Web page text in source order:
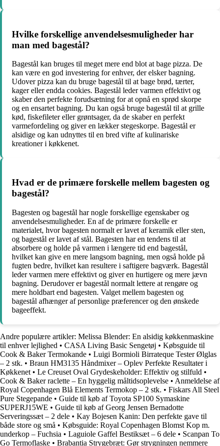
Hvilke forskellige anvendelsesmuligheder har
man med bagestål?
Bagestål kan bruges til meget mere end blot at bage pizza. De
kan være en god investering for enhver, der elsker bagning.
Udover pizza kan du bruge bagestål til at bage brød, tærter,
kager eller endda cookies. Bagestål leder varmen effektivt og
skaber den perfekte forudsætning for at opnå en sprød skorpe
og en ensartet bagning. Du kan også bruge bagestål til at grille
kød, fiskefileter eller grøntsager, da de skaber en perfekt
varmefordeling og giver en lækker stegeskorpe. Bagestål er
alsidige og kan udnyttes til en bred vifte af kulinariske
kreationer i køkkenet.
Hvad er de primære forskelle mellem bagesten og
bagestål?
Bagesten og bagestål har nogle forskellige egenskaber og
anvendelsesmuligheder. En af de primære forskelle er
materialet, hvor bagesten normalt er lavet af keramik eller sten,
og bagestål er lavet af stål. Bagesten har en tendens til at
absorbere og holde på varmen i længere tid end bagestål,
hvilket kan give en mere langsom bagning, men også holde på
fugten bedre, hvilket kan resultere i saftigere bagværk. Bagestål
leder varmen mere effektivt og giver en hurtigere og mere jævn
bagning. Derudover er bagestål normalt lettere at rengøre og
mere holdbart end bagesten. Valget mellem bagesten og
bagestål afhænger af personlige præferencer og den ønskede
bageeffekt.
Andre populære artikler: Melissa Blender: En alsidig køkkenmaskine
til enhver lejlighed • CASA Living Basic Sengetøj • Købsguide til
Cook & Baker Termokande • Luigi Bormioli Birrateque Tester Ølglas
– 2 stk. • Braun HM3135 Håndmixer – Oplev Perfekte Resultater i
Køkkenet • Le Creuset Oval Grydeskeholder: Effektiv og stilfuld •
Cook & Baker raclette – En hyggelig måltidsoplevelse • Anmeldelse af
Royal Copenhagen Blå Elements Termokop – 2 stk. • Fiskars All Steel
Pure Stegepande • Guide til køb af Toyota SP100 Symaskine
SUPERJ15WE • Guide til køb af Georg Jensen Bernadotte
Serveringssæt – 2 dele • Kay Bojesen Kanin: Den perfekte gave til
både store og små • Købsguide: Royal Copenhagen Blomst Kop m.
underkop – Fuchsia • Laguiole Gaffel Bestiksæt – 6 dele • Scanpan To
Go Termoflaske • Brabantia Strygebræt: Gør strygningen nemmere